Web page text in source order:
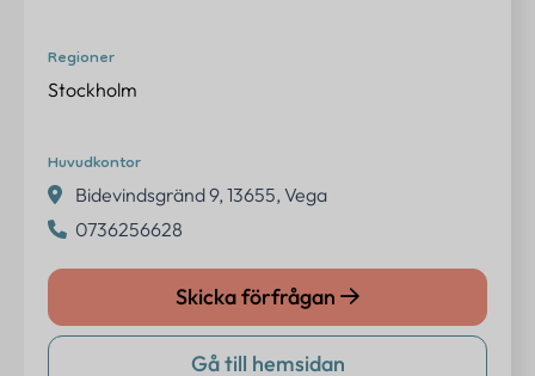
Kontakt
Logga in
Kontakta oss
info@eventtjanster.se
Regioner
Stockholm
Huvudkontor
Bidevindsgränd 9, 13655, Vega
0736256628
Skicka förfrågan
Gå till hemsidan